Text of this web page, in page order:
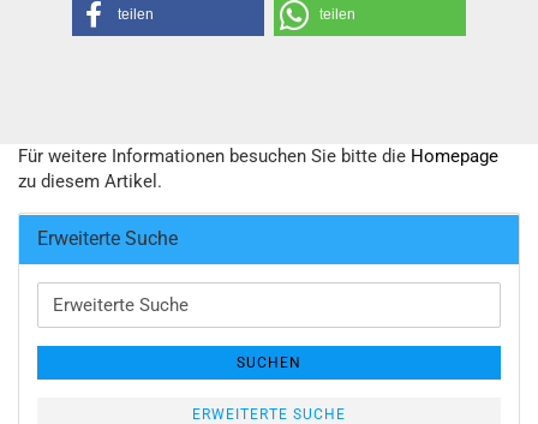
teilen teilen
Für weitere Informationen besuchen Sie bitte die Homepage
zu diesem Artikel.
Erweiterte Suche
Erweiterte
Suche
SUCHEN
ERWEITERTE SUCHE